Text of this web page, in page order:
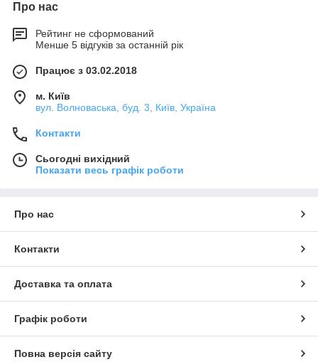
Про нас
Рейтинг не сформований
Менше 5 відгуків за останній рік
Працює з 03.02.2018
м. Київ
вул. Волноваська, буд. 3, Київ, Україна
Контакти
Сьогодні вихідний
Показати весь графік роботи
Про нас
Контакти
Доставка та оплата
Графік роботи
Повна версія сайту